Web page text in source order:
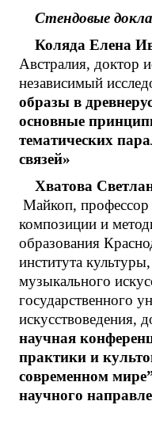
Стендовые
Коляда Елена
Австралия, доктор
независимый
образы в
основные
тематических
связей»
Хватова
Майкоп,
композиции и
образования
института
музыкального
государственного
искусствоведения,
научная
практики и
современном
научного